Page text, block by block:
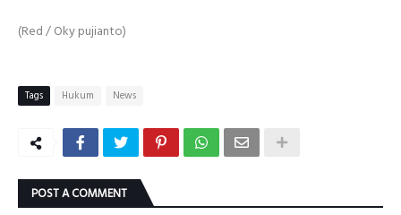
(Red / Oky pujianto)
Tags Hukum News
POST A COMMENT